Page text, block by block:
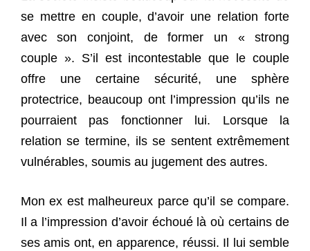
se mettre en couple, d’avoir une relation forte
avec son conjoint, de former un « strong
couple ». S’il est incontestable que le couple
offre une certaine sécurité, une sphère
protectrice, beaucoup ont l’impression qu’ils ne
pourraient pas fonctionner lui. Lorsque la
relation se termine, ils se sentent extrêmement
vulnérables, soumis au jugement des autres.
Mon ex est malheureux parce qu’il se compare.
Il a l’impression d’avoir échoué là où certains de
ses amis ont, en apparence, réussi. Il lui semble